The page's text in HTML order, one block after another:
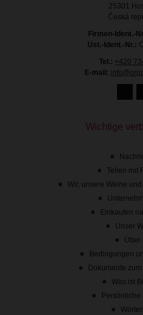
11.77 €mit
25301
Česká
Firmen-Ident.-
Ust.-Ident.-Nr.:
Tel.: +420
E-mail:
Wichtige
Teilen mit
Wir, unsere Weine
Einkaufen
Unser
Über
Bedingungen
Dokumente
Was ist
Persönliche